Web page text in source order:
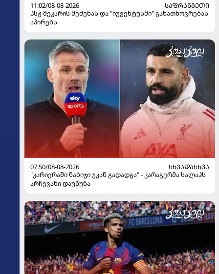
11:02/08-08-2026
ᲡᲐᲤᲠᲐᲜᲒᲔᲗᲘ
პსჟ მეკარის შეძენას და "იუვენტუსში" განათხოვრებას
აპირებს
07:50/08-08-2026
ᲡᲮᲕᲐᲓᲐᲡᲮᲕᲐ
"კარიერაში ნაბიჯი უკან გადადგა" - კარაგერმა სალაჰს
არჩევანი დაუწუნა